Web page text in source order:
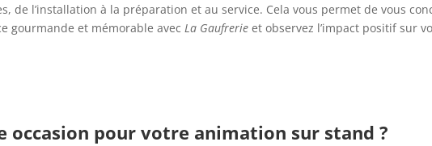
de l’installation à la préparation et au service. Cela vous permet de vous
gourmande et mémorable avec La Gaufrerie et observez l’impact positif sur
occasion pour votre animation sur stand ?